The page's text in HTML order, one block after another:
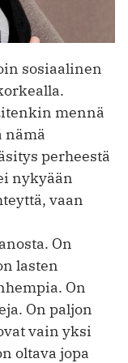
sosiaalinen
mennä
nämä
perheestä
nykyään
vaan
On
lasten
On
On paljon
vain yksi
oltava jopa